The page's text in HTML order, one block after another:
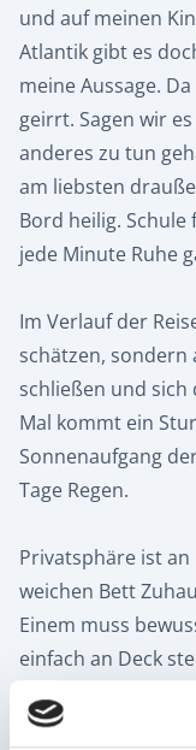
und auf meinen
Atlantik gibt es
meine Aussage.
geirrt. Sagen wir
anderes zu tun
am liebsten
Bord heilig.
jede Minute Ruhe
Im Verlauf der
schätzen, sondern
schließen und sich
Mal kommt ein
Sonnenaufgang
Tage Regen.
Privatsphäre ist
weichen Bett
Einem muss
einfach an Deck
Freunde sind
den Atlantik